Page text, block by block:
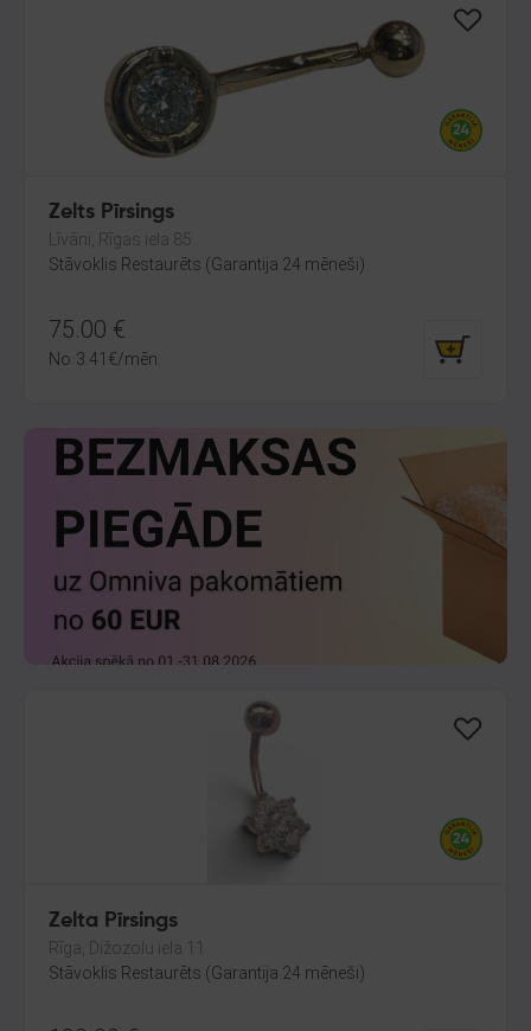
Zelts Pīrsings
Līvāni, Rīgas iela 85
Stāvoklis Restaurēts (Garantija 24 mēneši)
75.00 €
No 3.41 €/mēn.
Zelta Pīrsings
Rīga, Dižozolu iela 11
Stāvoklis Restaurēts (Garantija 24 mēneši)